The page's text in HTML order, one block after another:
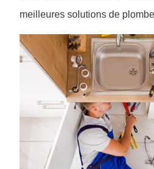
meilleures solutions de